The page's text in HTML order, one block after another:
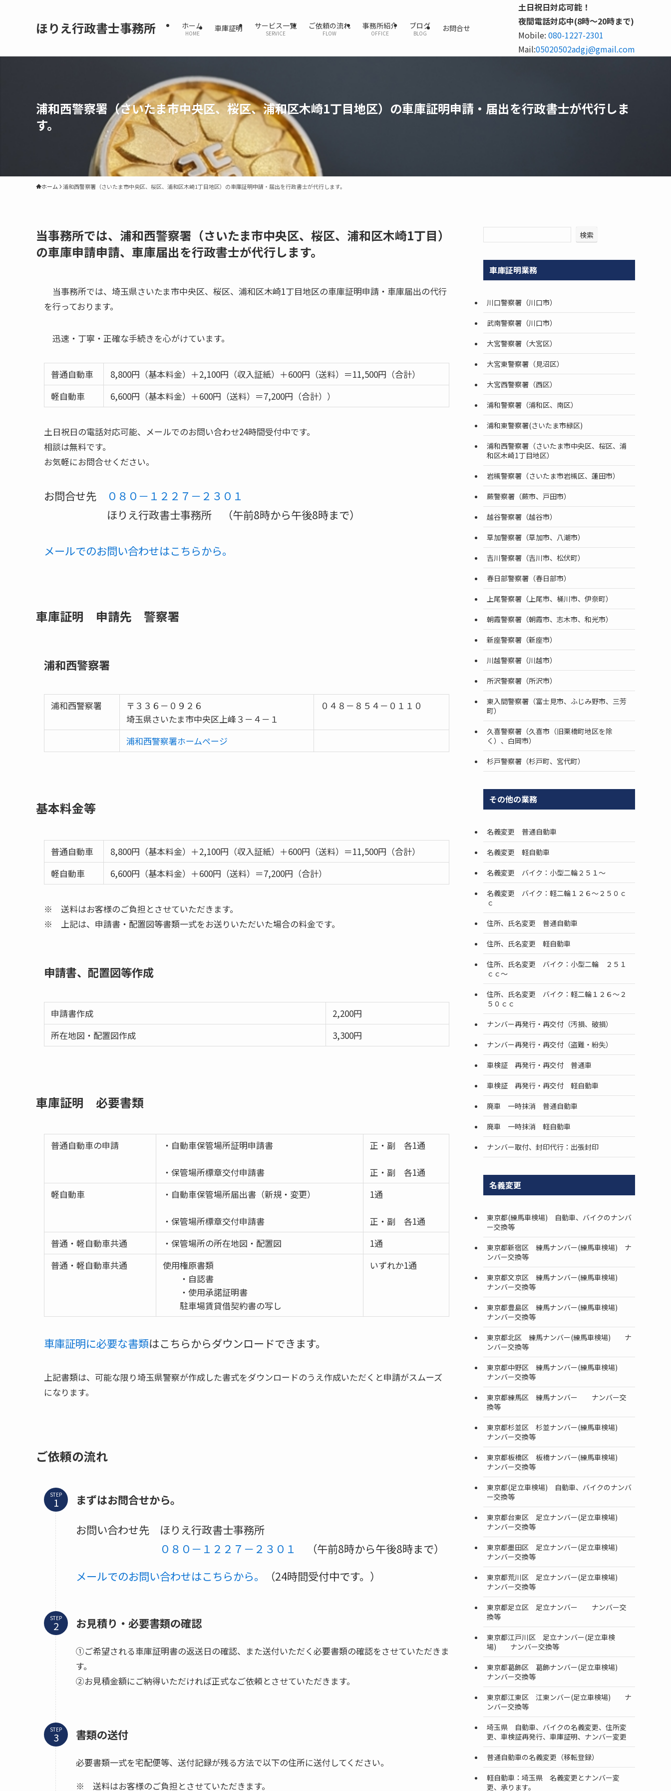
ほりえ行政書士事務所 ホーム
HOME
車庫証明 サービス一覧
SERVICE
ご依頼の流れ
FLOW
事務所紹介
OFFICE
ブログ
BLOG
お問合せ
土日祝日対応可能！
夜間電話対応中(8時～20時まで)
Mobile: 080-1227-2301
Mail:05020502adgj@gmail.com
浦和西警察署（さいたま市中央区、桜区、浦和区木崎1丁目地区）の車庫証明申請・届出を行政書士が代行しま
す。
ホーム 浦和西警察署（さいたま市中央区、桜区、浦和区木崎1丁目地区）の車庫証明申請・届出を行政書士が代行します。
当事務所では、浦和西警察署（さいたま市中央区、桜区、浦和区木崎1丁目）
の車庫申請申請、車庫届出を行政書士が代行します。
当事務所では、埼玉県さいたま市中央区、桜区、浦和区木崎1丁目地区の車庫証明申請・車庫届出の代行
を行っております。
迅速・丁寧・正確な手続きを心がけています。
普通自動車
8,800円（基本料金）＋2,100円（収入証紙）＋600円（送料）＝11,500円（合計）
軽自動車
6,600円（基本料金）＋600円（送料）＝7,200円（合計））
土日祝日の電話対応可能、メールでのお問い合わせ24時間受付中です。
相談は無料です。
お気軽にお問合せください。
お問合せ先 ０８０－１２２７－２３０１
ほりえ行政書士事務所 （午前8時から午後8時まで）
メールでのお問い合わせはこちらから。
車庫証明 申請先 警察署
浦和西警察署
浦和西警察署
〒３３６－０９２６
埼玉県さいたま市中央区上峰３－４－１
０４８－８５４－０１１０
浦和西警察署ホームページ
基本料金等
普通自動車
8,800円（基本料金）＋2,100円（収入証紙）＋600円（送料）＝11,500円（合計）
軽自動車
6,600円（基本料金）＋600円（送料）＝7,200円（合計）
※ 送料はお客様のご負担とさせていただきます。
※ 上記は、申請書・配置図等書類一式をお送りいただいた場合の料金です。
申請書、配置図等作成
申請書作成
2,200円
所在地図・配置図作成
3,300円
車庫証明 必要書類
普通自動車の申請 ・自動車保管場所証明申請書
・保管場所標章交付申請書
正・副 各1通
正・副 各1通
軽自動車
・自動車保管場所届出書（新規・変更）
・保管場所標章交付申請書
1通
正・副 各1通
普通・軽自動車共通
・保管場所の所在地図・配置図
1通
普通・軽自動車共通
使用権原書類
・自認書
・使用承諾証明書
駐車場賃貸借契約書の写し
いずれか1通
車庫証明に必要な書類はこちらからダウンロードできます。
上記書類は、可能な限り埼玉県警察が作成した書式をダウンロードのうえ作成いただくと申請がスムーズ
になります。
ご依頼の流れ
STEP
まずはお問合せから。
お問い合わせ先 ほりえ行政書士事務所
０８０－１２２７－２３０１
（午前8時から午後8時まで）
メールでのお問い合わせはこちらから。
（24時間受付中です。）
STEP お見積り・必要書類の確認
①ご希望される車庫証明書の返送日の確認、また送付いただく必要書類の確認をさせていただきま
す。
②お見積金額にご納得いただければ正式なご依頼とさせていただきます。
STEP 書類の送付
必要書類一式を宅配便等、送付記録が残る方法で以下の住所に送付してください。
※ 送料はお客様のご負担とさせていただきます。
検索
車庫証明業務
川口警察署（川口市）
武南警察署（川口市）
大宮警察署（大宮区）
大宮東警察署（見沼区）
大宮西警察署（西区）
浦和警察署（浦和区、南区）
浦和東警察署(さいたま市緑区)
浦和西警察署（さいたま市中央区、桜区、浦
和区木崎1丁目地区）
岩槻警察署（さいたま市岩槻区、蓮田市）
蕨警察署（蕨市、戸田市）
越谷警察署（越谷市）
草加警察署（草加市、八潮市）
吉川警察署（吉川市、松伏町）
春日部警察署（春日部市）
上尾警察署（上尾市、桶川市、伊奈町）
朝霞警察署（朝霞市、志木市、和光市）
新座警察署（新座市）
川越警察署（川越市）
所沢警察署（所沢市）
東入間警察署（富士見市、ふじみ野市、三芳
町）
久喜警察署（久喜市（旧栗橋町地区を除
く）、白岡市）
杉戸警察署（杉戸町、宮代町）
その他の業務
名義変更 普通自動車
名義変更 軽自動車
名義変更 バイク：小型二輪２５１～
名義変更 バイク：軽二輪１２６～２５０ｃ
ｃ
住所、氏名変更 普通自動車
住所、氏名変更 軽自動車
住所、氏名変更 バイク：小型二輪 ２５１
ｃｃ～
住所、氏名変更 バイク：軽二輪１２６～２
５０ｃｃ
ナンバー再発行・再交付（汚損、破損）
ナンバー再発行・再交付（盗難・紛失）
車検証 再発行・再交付 普通車
車検証 再発行・再交付 軽自動車
廃車 一時抹消 普通自動車
廃車 一時抹消 軽自動車
ナンバー取付、封印代行：出張封印
名義変更
東京都(練馬車検場) 自動車、バイクのナンバ
ー交換等
東京都新宿区 練馬ナンバー(練馬車検場) ナ
ンバー交換等
東京都文京区 練馬ナンバー(練馬車検場)
ナンバー交換等
東京都豊島区 練馬ナンバー(練馬車検場)
ナンバー交換等
東京都北区 練馬ナンバー(練馬車検場) ナ
ンバー交換等
東京都中野区 練馬ナンバー(練馬車検場)
ナンバー交換等
東京都練馬区 練馬ナンバー ナンバー交
換等
東京都杉並区 杉並ナンバー(練馬車検場)
ナンバー交換等
東京都板橋区 板橋ナンバー(練馬車検場)
ナンバー交換等
東京都(足立車検場) 自動車、バイクのナンバ
ー交換等
東京都台東区 足立ナンバー(足立車検場)
ナンバー交換等
東京都墨田区 足立ナンバー(足立車検場)
ナンバー交換等
東京都荒川区 足立ナンバー(足立車検場)
ナンバー交換等
東京都足立区 足立ナンバー ナンバー交
換等
東京都江戸川区 足立ナンバー(足立車検
場) ナンバー交換等
東京都葛飾区 葛飾ナンバー(足立車検場)
ナンバー交換等
東京都江東区 江東ンバー(足立車検場) ナ
ンバー交換等
埼玉県 自動車、バイクの名義変更、住所変
更、車検証再発行、車庫証明、ナンバー変更
普通自動車の名義変更（移転登録）
軽自動車：埼玉県 名義変更とナンバー変
更、承ります。